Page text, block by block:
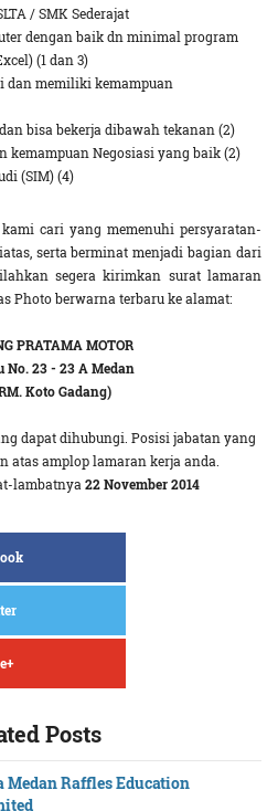
/ SMK Sederajat
dengan baik dn minimal program
(1 dan 3)
dan memiliki kemampuan
bisa bekerja dibawah tekanan (2)
kemampuan Negosiasi yang baik (2)
(SIM) (4)
cari yang memenuhi persyaratan-
serta berminat menjadi bagian dari
segera kirimkan surat lamaran
Photo berwarna terbaru ke alamat:
PRATAMA MOTOR
No. 23 - 23 A Medan
Koto Gadang)
dapat dihubungi. Posisi jabatan yang
atas amplop lamaran kerja anda.
lambatnya 22 November 2014
Posts
Medan Raffles Education